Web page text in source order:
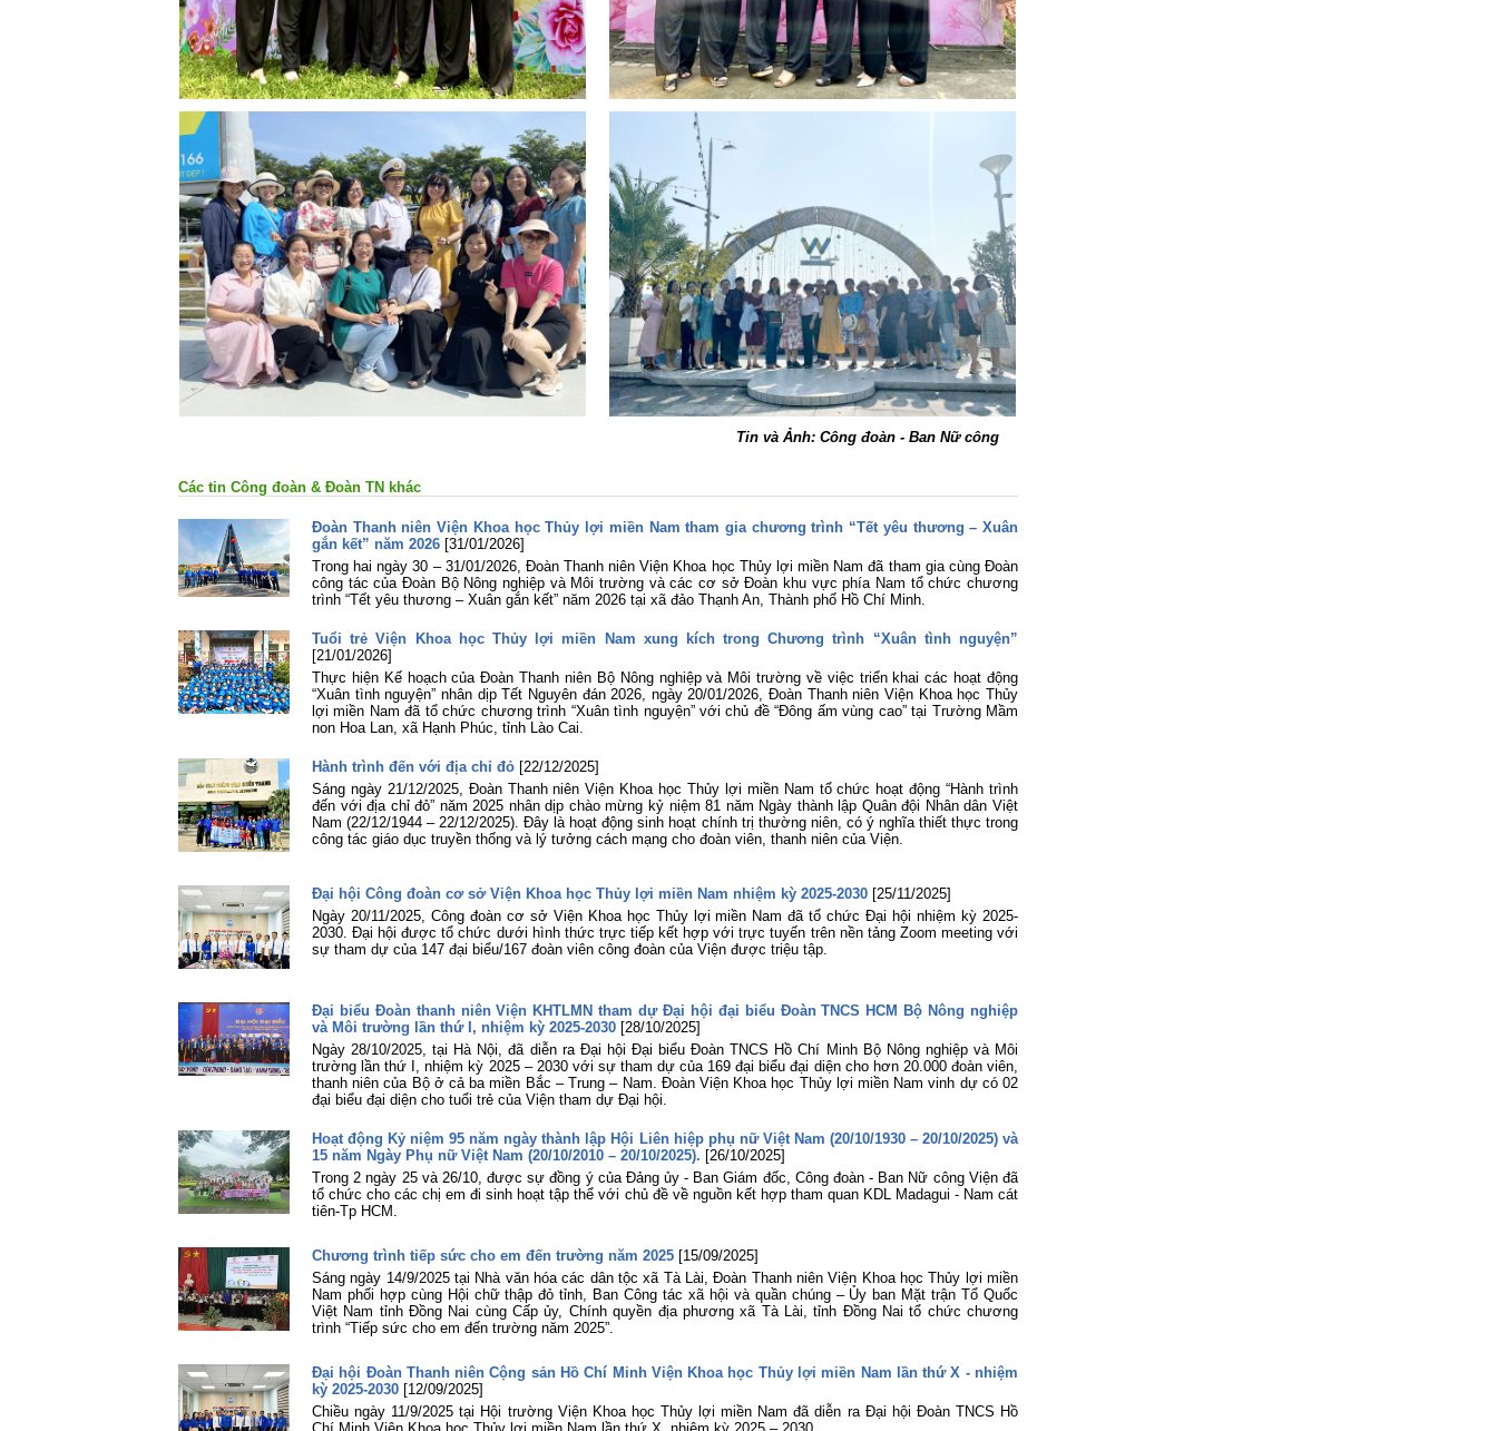
Tin và Ảnh: Công đoàn - Ban Nữ công
Các tin Công đoàn & Đoàn TN khác
Đoàn Thanh niên Viện Khoa học Thủy lợi miền Nam tham gia chương trình “Tết yêu thương – Xuân
gắn kết” năm 2026 [31/01/2026]
Trong hai ngày 30 – 31/01/2026, Đoàn Thanh niên Viện Khoa học Thủy lợi miền Nam đã tham gia cùng Đoàn
công tác của Đoàn Bộ Nông nghiệp và Môi trường và các cơ sở Đoàn khu vực phía Nam tổ chức chương
trình “Tết yêu thương – Xuân gắn kết” năm 2026 tại xã đảo Thạnh An, Thành phố Hồ Chí Minh.
Tuổi trẻ Viện Khoa học Thủy lợi miền Nam xung kích trong Chương trình “Xuân tình nguyện”
[21/01/2026]
Thực hiện Kế hoạch của Đoàn Thanh niên Bộ Nông nghiệp và Môi trường về việc triển khai các hoạt động
“Xuân tình nguyện” nhân dịp Tết Nguyên đán 2026, ngày 20/01/2026, Đoàn Thanh niên Viện Khoa học Thủy
lợi miền Nam đã tổ chức chương trình “Xuân tình nguyện” với chủ đề “Đông ấm vùng cao” tại Trường Mầm
non Hoa Lan, xã Hạnh Phúc, tỉnh Lào Cai.
Hành trình đến với địa chỉ đỏ [22/12/2025]
Sáng ngày 21/12/2025, Đoàn Thanh niên Viện Khoa học Thủy lợi miền Nam tổ chức hoạt động “Hành trình
đến với địa chỉ đỏ” năm 2025 nhân dịp chào mừng kỷ niệm 81 năm Ngày thành lập Quân đội Nhân dân Việt
Nam (22/12/1944 – 22/12/2025). Đây là hoạt động sinh hoạt chính trị thường niên, có ý nghĩa thiết thực trong
công tác giáo dục truyền thống và lý tưởng cách mạng cho đoàn viên, thanh niên của Viện.
Đại hội Công đoàn cơ sở Viện Khoa học Thủy lợi miền Nam nhiệm kỳ 2025-2030 [25/11/2025]
Ngày 20/11/2025, Công đoàn cơ sở Viện Khoa học Thủy lợi miền Nam đã tổ chức Đại hội nhiệm kỳ 2025-
2030. Đại hội được tổ chức dưới hình thức trực tiếp kết hợp với trực tuyến trên nền tảng Zoom meeting với
sự tham dự của 147 đại biểu/167 đoàn viên công đoàn của Viện được triệu tập.
Đại biểu Đoàn thanh niên Viện KHTLMN tham dự Đại hội đại biểu Đoàn TNCS HCM Bộ Nông nghiệp
và Môi trường lần thứ I, nhiệm kỳ 2025-2030 [28/10/2025]
Ngày 28/10/2025, tại Hà Nội, đã diễn ra Đại hội Đại biểu Đoàn TNCS Hồ Chí Minh Bộ Nông nghiệp và Môi
trường lần thứ I, nhiệm kỳ 2025 – 2030 với sự tham dự của 169 đại biểu đại diện cho hơn 20.000 đoàn viên,
thanh niên của Bộ ở cả ba miền Bắc – Trung – Nam. Đoàn Viện Khoa học Thủy lợi miền Nam vinh dự có 02
đại biểu đại diện cho tuổi trẻ của Viện tham dự Đại hội.
Hoạt động Kỷ niệm 95 năm ngày thành lập Hội Liên hiệp phụ nữ Việt Nam (20/10/1930 – 20/10/2025) và
15 năm Ngày Phụ nữ Việt Nam (20/10/2010 – 20/10/2025). [26/10/2025]
Trong 2 ngày 25 và 26/10, được sự đồng ý của Đảng ủy - Ban Giám đốc, Công đoàn - Ban Nữ công Viện đã
tổ chức cho các chị em đi sinh hoạt tập thể với chủ đề về nguồn kết hợp tham quan KDL Madagui - Nam cát
tiên-Tp HCM.
Chương trình tiếp sức cho em đến trường năm 2025 [15/09/2025]
Sáng ngày 14/9/2025 tại Nhà văn hóa các dân tộc xã Tà Lài, Đoàn Thanh niên Viện Khoa học Thủy lợi miền
Nam phối hợp cùng Hội chữ thập đỏ tỉnh, Ban Công tác xã hội và quần chúng – Ủy ban Mặt trận Tổ Quốc
Việt Nam tỉnh Đồng Nai cùng Cấp ủy, Chính quyền địa phương xã Tà Lài, tỉnh Đồng Nai tổ chức chương
trình “Tiếp sức cho em đến trường năm 2025”.
Đại hội Đoàn Thanh niên Cộng sản Hồ Chí Minh Viện Khoa học Thủy lợi miền Nam lần thứ X - nhiệm
kỳ 2025-2030 [12/09/2025]
Chiều ngày 11/9/2025 tại Hội trường Viện Khoa học Thủy lợi miền Nam đã diễn ra Đại hội Đoàn TNCS Hồ